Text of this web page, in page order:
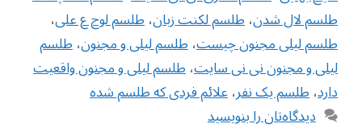
طلسم لال شدن،طلسم لکنت زبان،طلسم لوح ع علی،
طلسم لیلی مجنون چیست،طلسم لیلی و مجنون،طلسم
لیلی و مجنون نی نی سایت،طلسم لیلی و مجنون واقعیت
دارد،طلسم یک نفر،علائم فردی که طلسم شده
دیدگاه‌تان را بنویسید